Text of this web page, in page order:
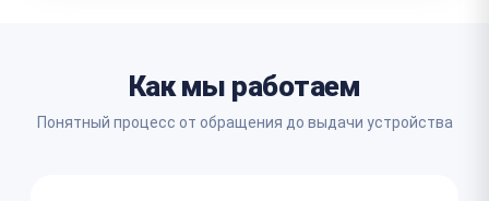
Как мы работаем
Понятный процесс от обращения до выдачи устройства